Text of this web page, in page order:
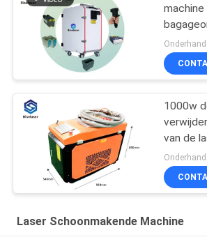
machine
met het
kanon
1000w
van de
Laser Schoonmakende Machine